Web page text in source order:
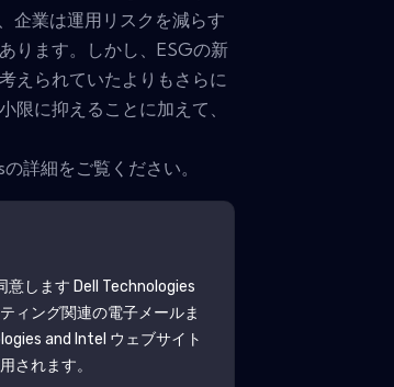
企業は運用リスクを減らす
ります。しかし、ESGの新
えられていたよりもさらに
限に抑えることに加えて、
詳細をご覧ください。
意します Dell Technologies
ィング関連の電子メールま
and Intel ウェブサイト
されます。